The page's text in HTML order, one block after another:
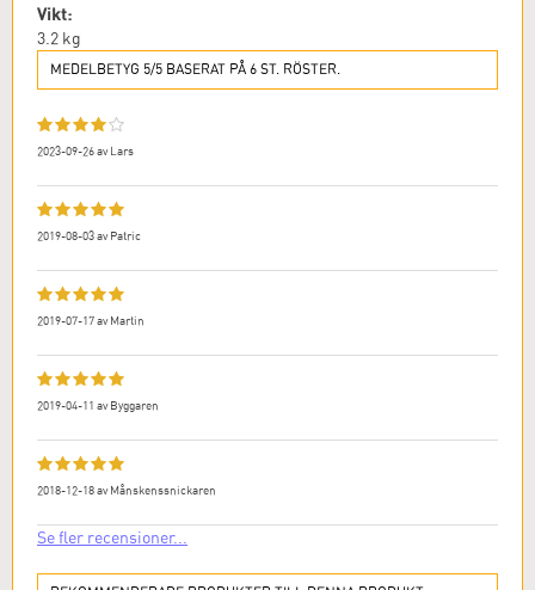
Vikt:
3.2 kg
MEDELBETYG 5/5 BASERAT PÅ 6 ST. RÖSTER.
2023-09-26avLars
2019-08-03avPatric
2019-07-17avMartin
2019-04-11 avByggaren
2018-12-18avMånskenssnickaren
Se fler recensioner...